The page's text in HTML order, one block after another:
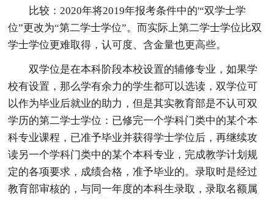
比较：2020年将2019年报考条件中的'“双学士学
位”更改为“第二学士学位”。而实际上第二学士学位比双
学士学位更难取得，认可度、含金量也更高些。
双学位是在本科阶段本校设置的辅修专业，如果学
校有设置，那么学有余力的学生都可以选读，双学位可
以作为毕业后就业的助力，但是其实教育部是不认可双
学历的第二学士学位：已修完一个学科门类中的某个本
科专业课程，已准予毕业并获得学士学位后，再继续攻
读另一个学科门类中的某个本科专业，完成教学计划规
定的各项要求，成绩合格，准予毕业的。录取时是经过
教育部审核的，与同一年度的本科生录取，录取名额属